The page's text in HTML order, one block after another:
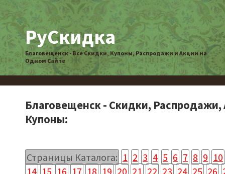
РуСкидка
Благовещенск - Все Скидки, Купоны, Распродажи и Акции на
Одном Сайте
Благовещенск - Скидки, Распродажи,
Купоны:
Страницы Каталога: 1 2 3 4 5 6 7 8 9 10
14 15 16 17 18 19 20 21 22 23 24 25 26